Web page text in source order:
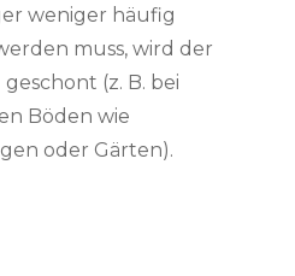
weniger häufig
muss, wird der
(z. B. bei
Böden wie
oder Gärten).